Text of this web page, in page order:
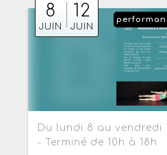
8
JUIN
12
JUIN
Du lundi 8 au vendredi
- Terminé de 10h à 18h